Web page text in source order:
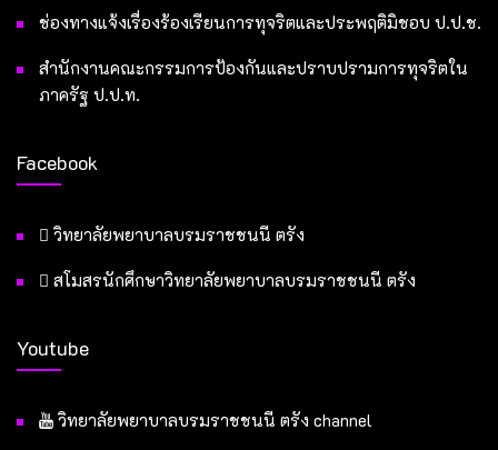
ช่องทางแจ้งเรื่องร้องเรียนการทุจริตและประพฤติมิชอบ ป.ป.ช.
สำนักงานคณะกรรมการป้องกันและปราบปรามการทุจริตใน
ภาครัฐ ป.ป.ท.
Facebook
วิทยาลัยพยาบาลบรมราชชนนี ตรัง
สโมสรนักศึกษาวิทยาลัยพยาบาลบรมราชชนนี ตรัง
Youtube
วิทยาลัยพยาบาลบรมราชชนนี ตรัง channel